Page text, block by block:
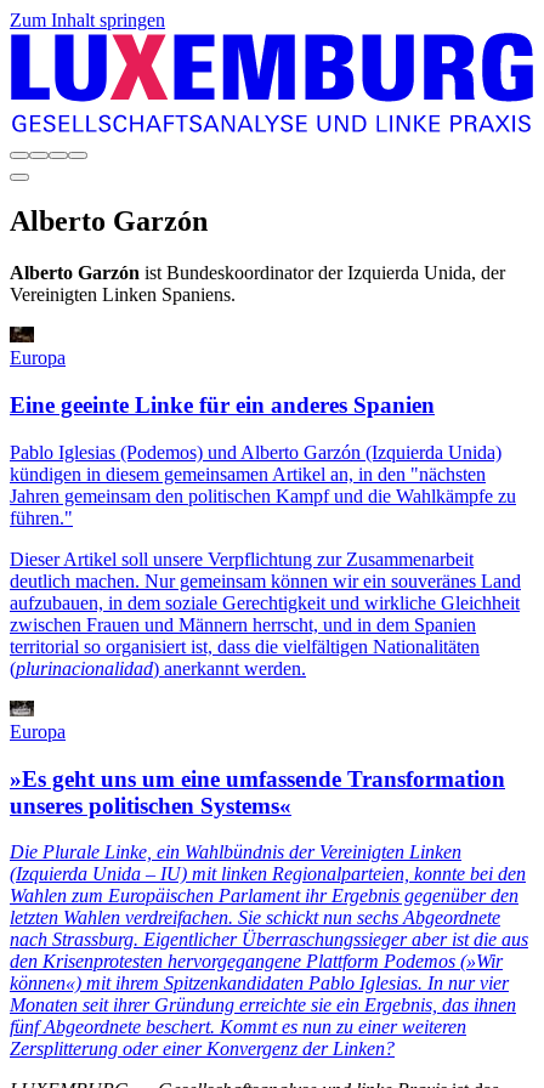
Zum Inhalt springen
Alberto Garzón
Alberto Garzón ist Bundeskoordinator der Izquierda Unida, der
Vereinigten Linken Spaniens.
Europa
Eine geeinte Linke für ein anderes Spanien
Pablo Iglesias (Podemos) und Alberto Garzón (Izquierda Unida)
kündigen in diesem gemeinsamen Artikel an, in den "nächsten
Jahren gemeinsam den politischen Kampf und die Wahlkämpfe zu
führen."
Dieser Artikel soll unsere Verpflichtung zur Zusammenarbeit
deutlich machen. Nur gemeinsam können wir ein souveränes Land
aufzubauen, in dem soziale Gerechtigkeit und wirkliche Gleichheit
zwischen Frauen und Männern herrscht, und in dem Spanien
territorial so organisiert ist, dass die vielfältigen Nationalitäten
(plurinacionalidad) anerkannt werden.
Europa
»Es geht uns um eine umfassende Transformation
unseres politischen Systems«
Die Plurale Linke, ein Wahlbündnis der Vereinigten Linken
(Izquierda Unida – IU) mit linken Regionalparteien, konnte bei den
Wahlen zum Europäischen Parlament ihr Ergebnis gegenüber den
letzten Wahlen verdreifachen. Sie schickt nun sechs Abgeordnete
nach Strassburg. Eigentlicher Überraschungssieger aber ist die aus
den Krisenprotesten hervorgegangene Plattform Podemos (»Wir
können«) mit ihrem Spitzenkandidaten Pablo Iglesias. In nur vier
Monaten seit ihrer Gründung erreichte sie ein Ergebnis, das ihnen
fünf Abgeordnete beschert. Kommt es nun zu einer weiteren
Zersplitterung oder einer Konvergenz der Linken?